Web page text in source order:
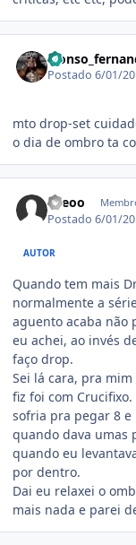
Postado6/01/
mto drop-set
o dia de ombro ta
Leeoo
Postado6/01/
AUTOR
Quando tem mais
normalmente a
aguento acaba não
eu achei, ao invés
faço drop.
Sei lá cara, pra
fiz foi com
sofria pra pegar 8
quando dava umas
quando eu
por dentro.
Dai eu relaxei o
mais nada e parei